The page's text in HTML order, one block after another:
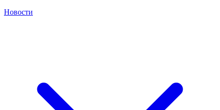
Новости